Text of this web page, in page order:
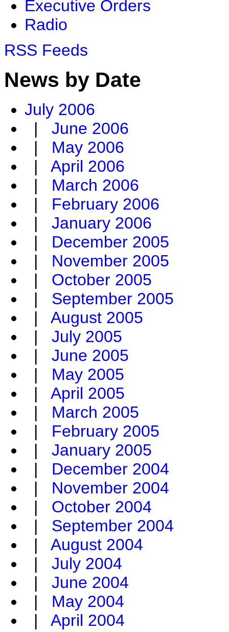
Executive Orders
Radio
RSS Feeds
News by Date
July 2006
| June 2006
| May 2006
| April 2006
| March 2006
| February 2006
| January 2006
| December 2005
| November 2005
| October 2005
| September 2005
| August 2005
| July 2005
| June 2005
| May 2005
| April 2005
| March 2005
| February 2005
| January 2005
| December 2004
| November 2004
| October 2004
| September 2004
| August 2004
| July 2004
| June 2004
| May 2004
| April 2004